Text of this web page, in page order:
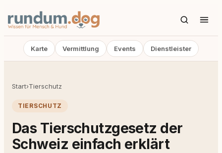
Karte Vermittlung Events Dienstleister
Start›Tierschutz
TIERSCHUTZ
Das Tierschutzgesetz der
Schweiz einfach erklärt